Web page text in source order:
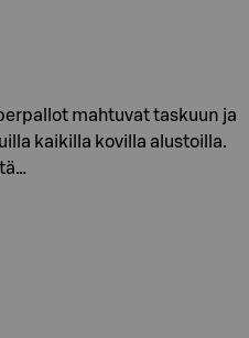
mahtuvat taskuun ja
kaikilla kovilla alustoilla.